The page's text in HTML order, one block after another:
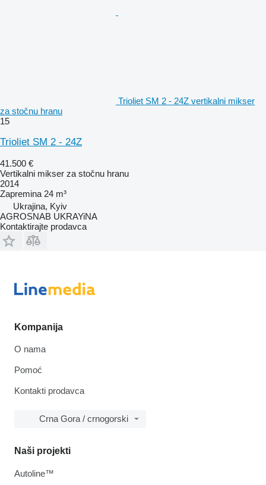
Trioliet SM 2 - 24Z vertikalni mikser
za stočnu hranu
15
Trioliet SM 2 - 24Z
41.500 €
Vertikalni mikser za stočnu hranu
2014
Zapremina 24 m³
Ukrajina, Kyiv
AGROSNAB UKRAYiNA
Kontaktirajte prodavca
Kompanija
O nama
Pomoć
Kontakti prodavca
Crna Gora / crnogorski
Naši projekti
Autoline™